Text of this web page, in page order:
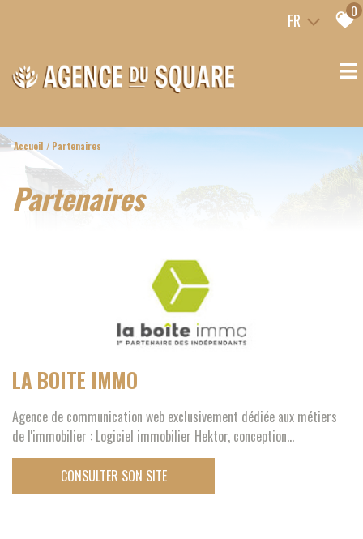
FR 0
Accueil Partenaires
partenaires
LA BOITE IMMO
Agence de communication web exclusivement dédiée aux métiers
de l'immobilier : Logiciel immobilier Hektor, conception...
CONSULTER SON SITE